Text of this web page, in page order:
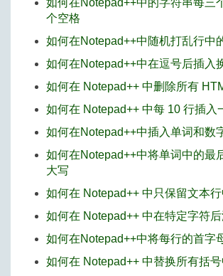
个空格
如何在Notepad++中随机打乱行中
如何在Notepad++中在逗号后插入
如何在 Notepad++ 中删除所有
如何在 Notepad++ 中每 10 行插入
如何在Notepad++中插入单词和数
如何在Notepad++中将单词中的最
大写
如何在 Notepad++ 中只保留文本
如何在 Notepad++ 中在特定字符
如何在Notepad++中将每行的首字
如何在 Notepad++ 中替换所有括